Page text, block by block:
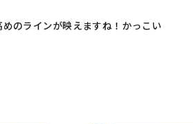
のラインが映えますね！かっこい